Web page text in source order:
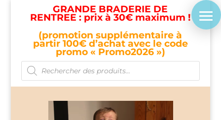
GRANDE BRADERIE DE
RENTREE : prix à 30€ maximum !
(promotion supplémentaire à
partir 100€ d’achat avec le code
promo « Promo2026 »)
Recherche
produits